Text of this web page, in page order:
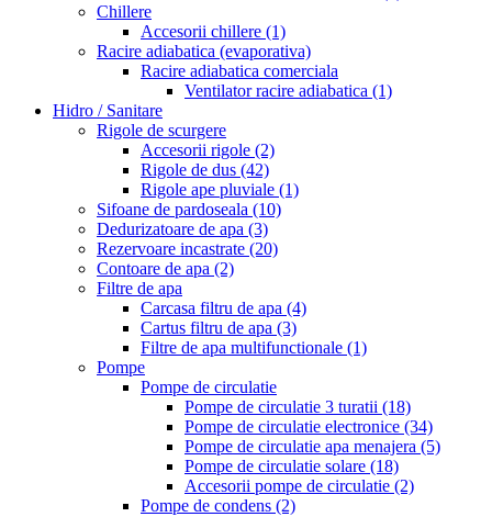
Chillere
Accesorii chillere (1)
Racire adiabatica (evaporativa)
Racire adiabatica comerciala
Ventilator racire adiabatica (1)
Hidro / Sanitare
Rigole de scurgere
Accesorii rigole (2)
Rigole de dus (42)
Rigole ape pluviale (1)
Sifoane de pardoseala (10)
Dedurizatoare de apa (3)
Rezervoare incastrate (20)
Contoare de apa (2)
Filtre de apa
Carcasa filtru de apa (4)
Cartus filtru de apa (3)
Filtre de apa multifunctionale (1)
Pompe
Pompe de circulatie
Pompe de circulatie 3 turatii (18)
Pompe de circulatie electronice (34)
Pompe de circulatie apa menajera (5)
Pompe de circulatie solare (18)
Accesorii pompe de circulatie (2)
Pompe de condens (2)